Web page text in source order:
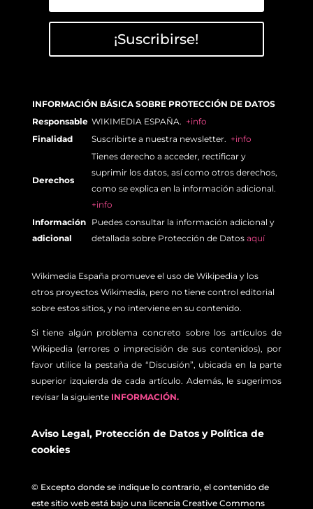
¡Suscribirse!
INFORMACIÓN BÁSICA SOBRE PROTECCIÓN DE DATOS
Responsable WIKIMEDIA ESPAÑA. +info
Finalidad
Suscribirte a nuestra newsletter. +info
Derechos
Tienes derecho a acceder, rectificar y
suprimir los datos, así como otros derechos,
como se explica en la información adicional.
+info
Información
adicional
Puedes consultar la información adicional y
detallada sobre Protección de Datos aquí
Wikimedia España promueve el uso de Wikipedia y los
otros proyectos Wikimedia, pero no tiene control editorial
sobre estos sitios, y no interviene en su contenido.
Si tiene algún problema concreto sobre los artículos de
Wikipedia (errores o imprecisión de sus contenidos), por
favor utilice la pestaña de “Discusión”, ubicada en la parte
superior izquierda de cada artículo. Además, le sugerimos
revisar la siguiente INFORMACIÓN.
Aviso Legal, Protección de Datosy Política de
cookies
© Excepto donde se indique lo contrario, el contenido de
este sitio web está bajo una licencia Creative Commons